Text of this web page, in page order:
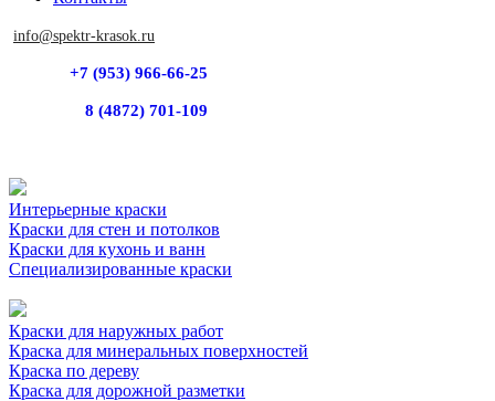
info@spektr-krasok.ru
+7 (953) 966-66-25
8 (4872) 701-109
Интерьерные краски
Краски для стен и потолков
Краски для кухонь и ванн
Специализированные краски
Краски для наружных работ
Краска для минеральных поверхностей
Краска по дереву
Краска для дорожной разметки